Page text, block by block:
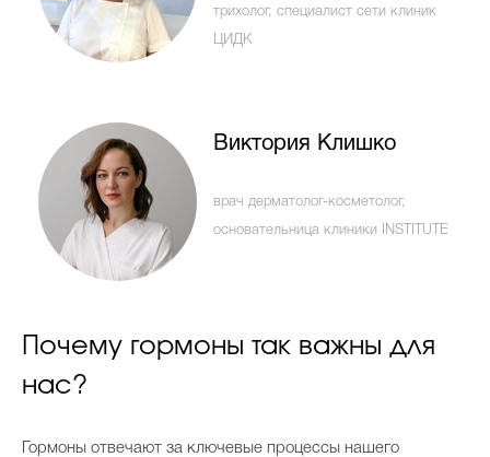
Выбор визажистов
Выбор косметолога
Хит недели от визажиста
Celebrity дня
Интервью со звездой
трихолог, специалист сети клиник
ЦИДК
Виктория Клишко
врач дерматолог-косметолог,
основательница клиники INSTITUTE
Почему гормоны так важны для
нас?
Гормоны отвечают за ключевые процессы нашего